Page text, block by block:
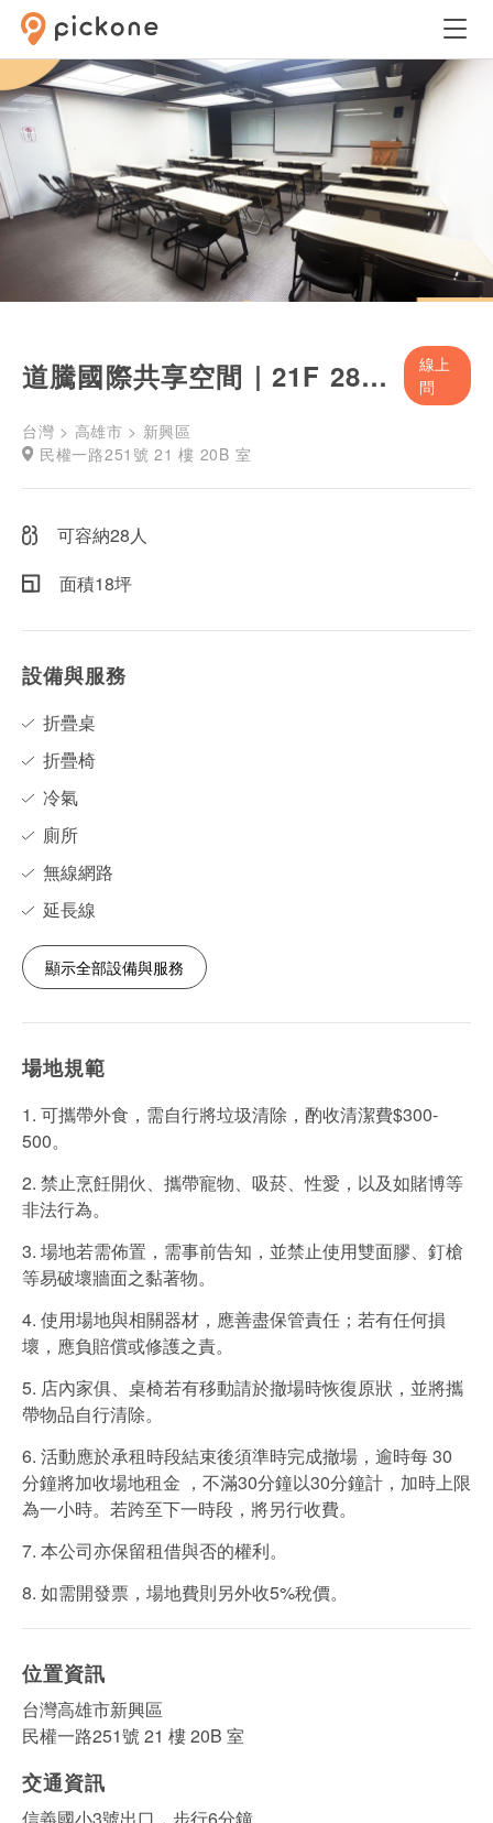
道騰國際共享空間｜21F 28人會議空間
線上
問
台灣 > 高雄市 > 新興區
民權一路251號 21 樓 20B 室
可容納28人
面積18坪
設備與服務
折疊桌
折疊椅
冷氣
廁所
無線網路
延長線
顯示全部設備與服務
場地規範
1. 可攜帶外食，需自行將垃圾清除，酌收清潔費$300-
500。
2. 禁止烹飪開伙、攜帶寵物、吸菸、性愛，以及如賭博等
非法行為。
3. 場地若需佈置，需事前告知，並禁止使用雙面膠、釘槍
等易破壞牆面之黏著物。
4. 使用場地與相關器材，應善盡保管責任；若有任何損
壞，應負賠償或修護之責。
5. 店內家俱、桌椅若有移動請於撤場時恢復原狀，並將攜
帶物品自行清除。
6. 活動應於承租時段結束後須準時完成撤場，逾時每 30
分鐘將加收場地租金 ，不滿30分鐘以30分鐘計，加時上限
為一小時。若跨至下一時段，將另行收費。
7. 本公司亦保留租借與否的權利。
8. 如需開發票，場地費則另外收5%稅價。
位置資訊
台灣高雄市新興區
民權一路251號 21 樓 20B 室
交通資訊